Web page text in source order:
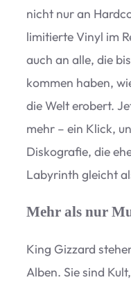
nicht nur an
limi­tierte Vinyl im
auch an alle, die
kom­men haben,
die Welt erobert.
mehr – ein Klick,
Dis­ko­gra­fie, die
Laby­rinth gleicht
Mehr als nur
King Giz­zard
Alben. Sie sind